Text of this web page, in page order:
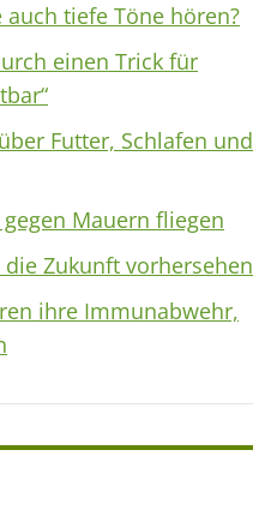
tiefe Töne hören?
einen Trick für
Futter, Schlafen und
Mauern fliegen
Zukunft vorhersehen
ihre Immunabwehr,